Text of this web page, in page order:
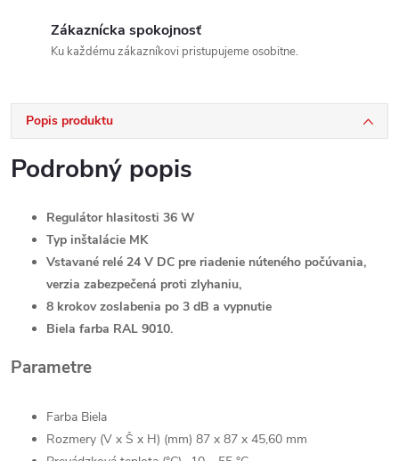
Zákaznícka spokojnosť
Ku každému zákazníkovi pristupujeme osobitne.
Popis produktu
Podrobný popis
Regulátor hlasitosti 36 W
Typ inštalácie MK
Vstavané relé 24 V DC pre riadenie núteného počúvania,
verzia zabezpečená proti zlyhaniu,
8 krokov zoslabenia po 3 dB a vypnutie
Biela farba RAL 9010.
Parametre
Farba Biela
Rozmery (V x Š x H) (mm) 87 x 87 x 45,60 mm